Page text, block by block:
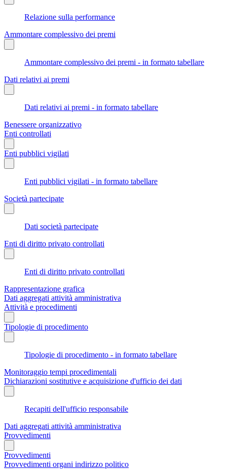
Relazione sulla performance
Ammontare complessivo dei premi
Ammontare complessivo dei premi - in formato tabellare
Dati relativi ai premi
Dati relativi ai premi - in formato tabellare
Benessere organizzativo
Enti controllati
Enti pubblici vigilati
Enti pubblici vigilati - in formato tabellare
Società partecipate
Dati società partecipate
Enti di diritto privato controllati
Enti di diritto privato controllati
Rappresentazione grafica
Dati aggregati attività amministrativa
Attività e procedimenti
Tipologie di procedimento
Tipologie di procedimento - in formato tabellare
Monitoraggio tempi procedimentali
Dichiarazioni sostitutive e acquisizione d'ufficio dei dati
Recapiti dell'ufficio responsabile
Dati aggregati attività amministrativa
Provvedimenti
Provvedimenti
Provvedimenti organi indirizzo politico